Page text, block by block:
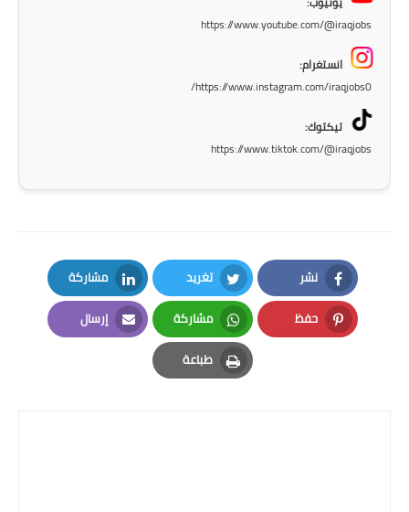
المرحلة الابتدائية
المرحلة المتوسطة
المرحلة الاعدادية
https://www.youtube.com/@iraqjobs
انستغرام:
https://www.instagram.com/iraqjobs0/
تيكتوك:
https://www.tiktok.com/@iraqjobs
نشر
Facebook
تغريد
Twitter
مشاركة
LinkedIn
حفظ
Pinterest
مشاركة
Whatsapp
إرسال
Email
طباعة
Print